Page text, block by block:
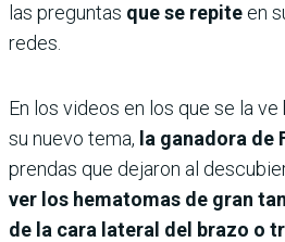
las preguntas que se repite en
redes.
En los videos en los que se la
su nuevo tema, la ganadora de
prendas que dejaron al
ver los hematomas de gran
de la cara lateral del brazo o